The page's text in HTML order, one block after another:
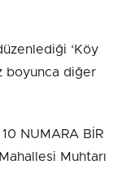
‘Köy
boyunca diğer
NUMARA BİR
Muhtarı